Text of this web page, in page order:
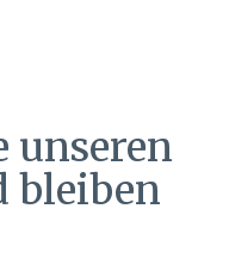
unseren
bleiben